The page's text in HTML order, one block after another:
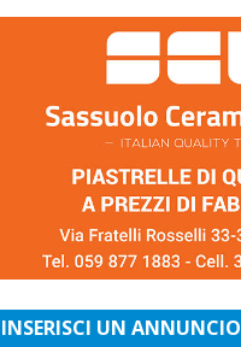
INSERISCI UN ANNUNCIO